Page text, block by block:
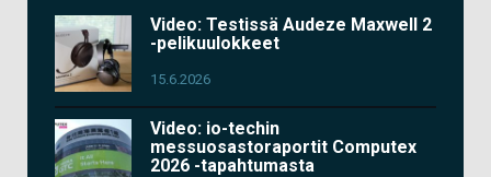
Video: Testissä Audeze Maxwell 2
-pelikuulokkeet
15.6.2026
Video: io-techin
messuosastoraportit Computex
2026 -tapahtumasta